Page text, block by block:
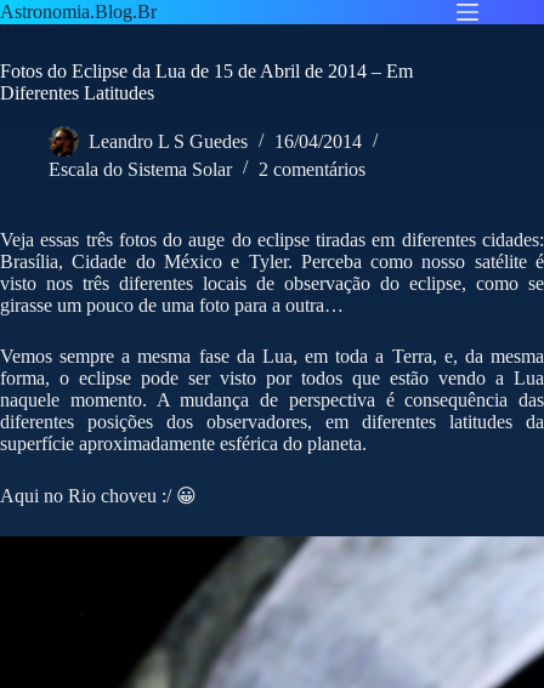
Pular
para
conteúdo
Astronomia.Blog.Br
Fotos do Eclipse da Lua de 15 de Abril de 2014 – Em
Diferentes Latitudes
Leandro L S Guedes
16/04/2014
Escala do Sistema Solar
2 comentários
Veja essas três fotos do auge do eclipse tiradas em diferentes cidades:
Brasília, Cidade do México e Tyler. Perceba como nosso satélite é
visto nos três diferentes locais de observação do eclipse, como se
girasse um pouco de uma foto para a outra…
Vemos sempre a mesma fase da Lua, em toda a Terra, e, da mesma
forma, o eclipse pode ser visto por todos que estão vendo a Lua
naquele momento. A mudança de perspectiva é consequência das
diferentes posições dos observadores, em diferentes latitudes da
superfície aproximadamente esférica do planeta.
Aqui no Rio choveu :/ 😀